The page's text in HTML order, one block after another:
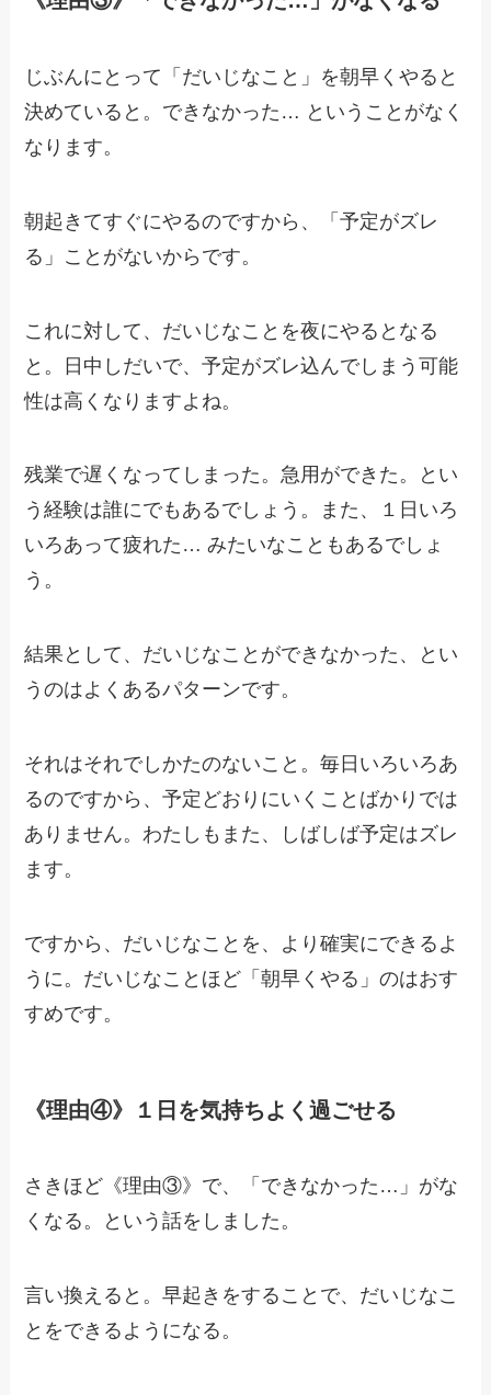
じぶんにとって「だいじなこと」を朝早くやると
決めていると。できなかった… ということがなく
なります。
朝起きてすぐにやるのですから、「予定がズレ
る」ことがないからです。
これに対して、だいじなことを夜にやるとなる
と。日中しだいで、予定がズレ込んでしまう可能
性は高くなりますよね。
残業で遅くなってしまった。急用ができた。とい
う経験は誰にでもあるでしょう。また、１日いろ
いろあって疲れた… みたいなこともあるでしょ
う。
結果として、だいじなことができなかった、とい
うのはよくあるパターンです。
それはそれでしかたのないこと。毎日いろいろあ
るのですから、予定どおりにいくことばかりでは
ありません。わたしもまた、しばしば予定はズレ
ます。
ですから、だいじなことを、より確実にできるよ
うに。だいじなことほど「朝早くやる」のはおす
すめです。
《理由④》１日を気持ちよく過ごせる
さきほど《理由③》で、「できなかった…」がな
くなる。という話をしました。
言い換えると。早起きをすることで、だいじなこ
とをできるようになる。